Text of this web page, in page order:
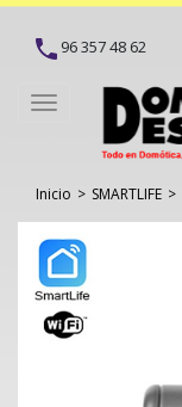
96 357 48 62
Toggle
navigation
Inicio > SMARTLIFE >